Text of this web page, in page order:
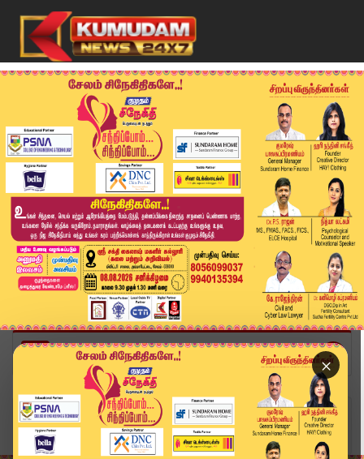
×
Home
வீடியோ ஸ்டோரி
Temple News | தென் திருப்பதி ஆலயத்தில் பிரம்மோற...